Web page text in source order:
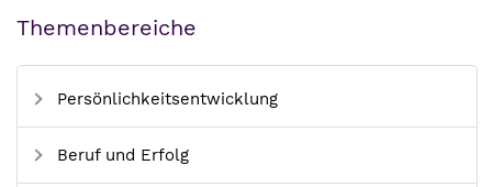
Themenbereiche
Persönlichkeitsentwicklung
Beruf und Erfolg